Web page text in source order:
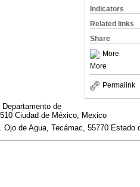
Indicators
Related links
Share
More
More
Permalink
de
Ciudad de México, Mexico
de Agua, Tecámac, 55770 Estado